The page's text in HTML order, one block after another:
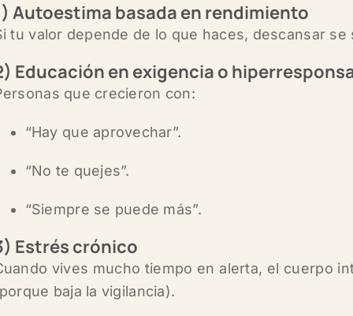
Autoestima basada en rendimiento
tu valor depende de lo que haces, descansar se
Educación en exigencia o
que crecieron con:
“Hay que aprovechar”.
“No te quejes”.
“Siempre se puede más”.
Estrés crónico
vives mucho tiempo en alerta, el cuerpo
baja la vigilancia).